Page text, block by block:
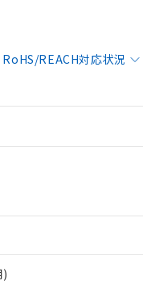
RoHS/REACH対応状況